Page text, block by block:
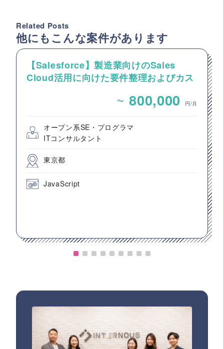
Related Posts
他にもこんな案件があります
【Salesforce】製造業向けのSales
Cloud活用に向けた要件整理およびカス
~ 800,000 円/月
オープン系SE・プログラマ
ITコンサルタント
東京都
JavaScript